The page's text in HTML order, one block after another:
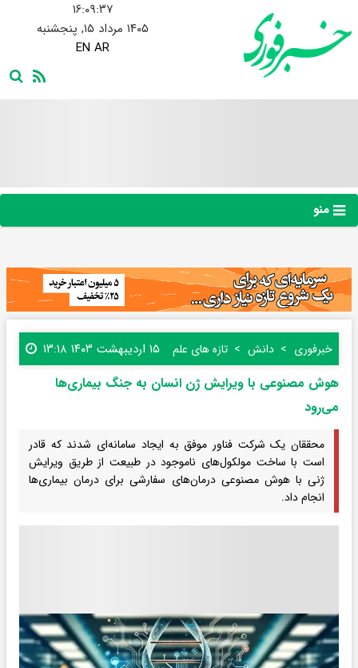
۱۶:۰۹:۳۸
۱۴۰۵ مرداد ۱۵, پنجشنبه
EN AR
منو
خبرفوری دانش تازه های علم ۱۵ اردیبهشت ۱۴۰۳ ۱۳:۱۸
هوش مصنوعی با ویرایش ژن انسان به جنگ بیماری‌ها
می‌رود
محققان یک شرکت فناور موفق به ایجاد سامانه‌ای شدند که قادر
است با ساخت مولکول‌های ناموجود در طبیعت از طریق ویرایش
ژنی با هوش مصنوعی درمان‌های سفارشی برای درمان بیماری‌ها
انجام داد.